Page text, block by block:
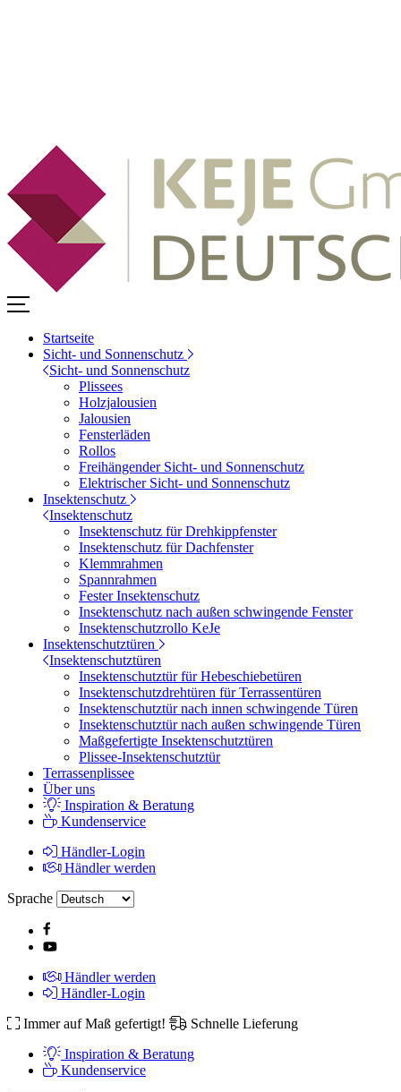
Startseite
Sicht- und Sonnenschutz
Sicht- und Sonnenschutz
Plissees
Holzjalousien
Jalousien
Fensterläden
Rollos
Freihängender Sicht- und Sonnenschutz
Elektrischer Sicht- und Sonnenschutz
Insektenschutz
Insektenschutz
Insektenschutz für Drehkippfenster
Insektenschutz für Dachfenster
Klemmrahmen
Spannrahmen
Fester Insektenschutz
Insektenschutz nach außen schwingende Fenster
Insektenschutzrollo KeJe
Insektenschutztüren
Insektenschutztüren
Insektenschutztür für Hebeschiebetüren
Insektenschutzdrehtüren für Terrassentüren
Insektenschutztür nach innen schwingende Türen
Insektenschutztür nach außen schwingende Türen
Maßgefertigte Insektenschutztüren
Plissee-Insektenschutztür
Terrassenplissee
Über uns
Inspiration & Beratung
Kundenservice
Händler-Login
Händler werden
Sprache
Händler werden
Händler-Login
Immer auf Maß gefertigt!
Schnelle Lieferung
Inspiration & Beratung
Kundenservice